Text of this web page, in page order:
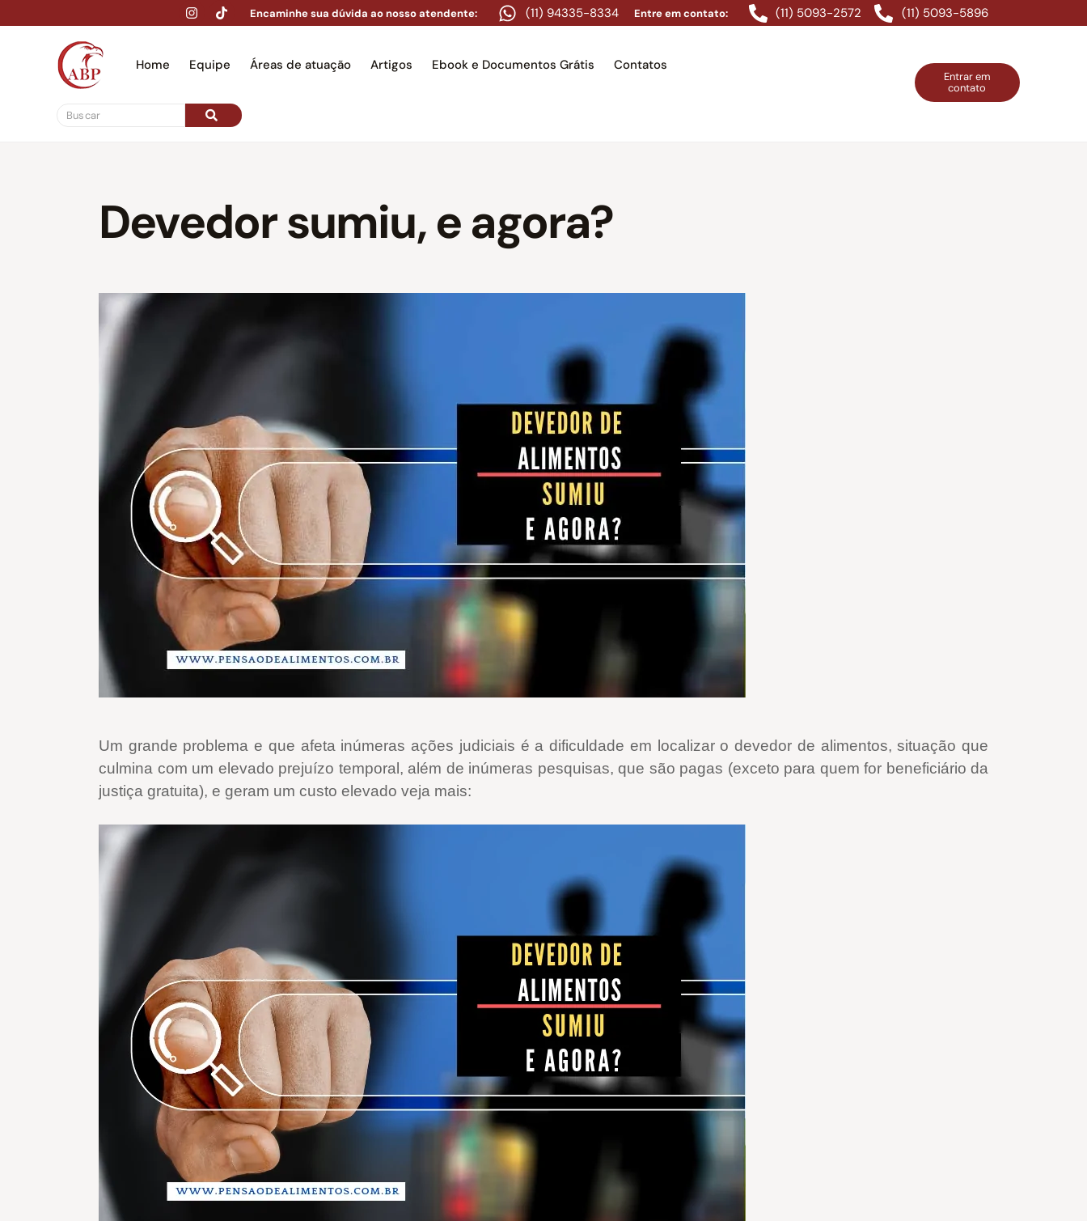
Encaminhe sua dúvida ao nosso atendente: (11) 94335-8334 Entre em contato: (11) 5093-2572 (11) 5093-5896
Home Equipe Áreas de atuação Artigos Ebook e Documentos Grátis Contatos
Entrar em
contato
Devedor sumiu, e agora?
Um grande problema e que afeta inúmeras ações judiciais é a dificuldade em localizar o devedor de alimentos, situação que
culmina com um elevado prejuízo temporal, além de inúmeras pesquisas, que são pagas (exceto para quem for beneficiário da
justiça gratuita), e geram um custo elevado veja mais: